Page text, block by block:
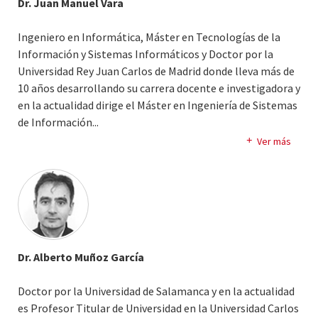
reconocido prestigio, entre los que destaca el ERISS
Sciences). La Dra. De Castro ha impartido clases en
numerosos cursos y masters de especialización,
especialmente relacionados con el área de Sistemas de
Infromación y Bases de Datos y es actualmente
subdirectora del “Master de Sistemas de Información y
Comunicaciones para la Defensa” que se realiza en
colaboración con la Academia de Ingenieros del Ejército
Dr. Juan Manuel Vara
Ingeniero en Informática, Máster en Tecnologías de la
Información y Sistemas Informáticos y Doctor por la
Universidad Rey Juan Carlos de Madrid donde lleva más de
10 años desarrollando su carrera docente e investigadora y
en la actualidad dirige el Máster en Ingeniería de Sistemas
de Información...
Anteriormente trabajo en el departamento de sistemas
pre-doctoral en la Universidad de Nantes (Francia) e
investigador post-doctoral en el Instituto Europeo de
Ciencia de los Servicios de la Universidad de Tilburg. Su
actividad investigadora ha girado en torno a la Ingeniería
Dirigida por Modelos, ámbito en el que ha dirigido su Red
Nacional (2011 - 2014), que agrupa a los principales
Servicios y la aplicación de métodos innovadores en el
ámbito docente. Cuenta con numerosas publicaciones en
Ver más
Dr. Alberto Muñoz García
Doctor por la Universidad de Salamanca y en la actualidad
es Profesor Titular de Universidad en la Universidad Carlos